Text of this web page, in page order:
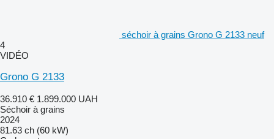
séchoir à grains Grono G 2133 neuf
4
VIDÉO
Grono G 2133
36.910 € 1.899.000 UAH
Séchoir à grains
2024
81.63 ch (60 kW)